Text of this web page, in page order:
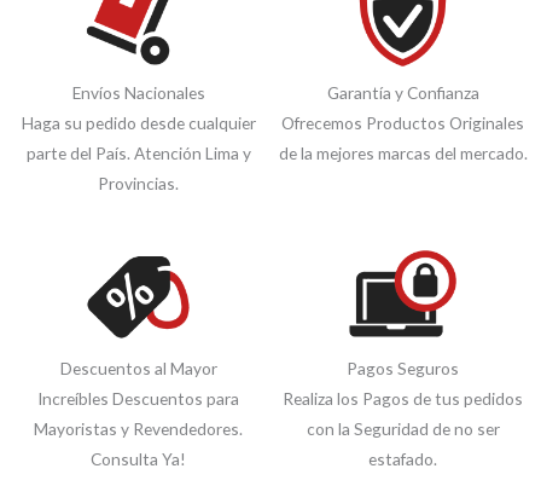
Envíos Nacionales
Haga su pedido desde cualquier
parte del País. Atención Lima y
Provincias.
Garantía y Confianza
Ofrecemos Productos Originales
de la mejores marcas del mercado.
Descuentos al Mayor
Increíbles Descuentos para
Mayoristas y Revendedores.
Consulta Ya!
Pagos Seguros
Realiza los Pagos de tus pedidos
con la Seguridad de no ser
estafado.